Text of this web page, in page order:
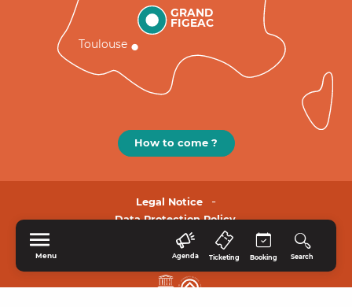
Menu Agenda Ticketing Booking Search
GRAND
FIGEAC
Toulouse
How to come ?
Legal Notice
Data Protection Policy.